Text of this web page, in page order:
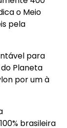
o Meio
pela
para
Planeta
por um à
brasileira